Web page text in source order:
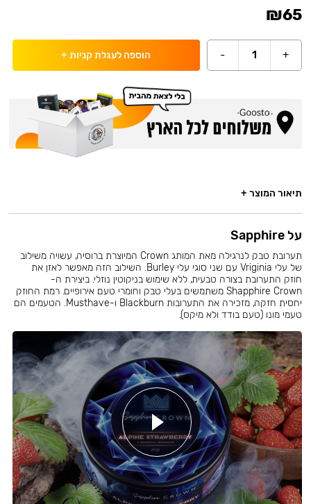
₪65
+
1
- הוספה לעגלת קניות +
תיאור המוצר +
על Sapphire
תערובת טבק לנרגילה מאת המותג Crown המיוצרת ברוסיה, עשויה משילוב
של עלי Vriginia עם שני סוגי עלי Burley. השילוב הזה מאפשר לאזן את
חוזק התערובת בצורה טבעית, ללא שימוש בניקוטין נוזלי. ביצירת ה-
Shapphire Crown משתמשים בעלי טבק וחומרי טעם אירופיים. רמת החוזק
יחסית חזקה, מזכירה את התערובות Blackburn ו-Musthave. הטעמים הם
טעמי מונו (טעם בודד ולא מיקס).